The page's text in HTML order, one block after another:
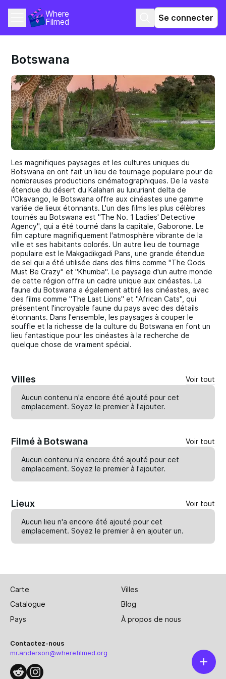
Where
Filmed
Se connecter
Botswana
Les magnifiques paysages et les cultures uniques du
Botswana en ont fait un lieu de tournage populaire pour de
nombreuses productions cinématographiques. De la vaste
étendue du désert du Kalahari au luxuriant delta de
l'Okavango, le Botswana offre aux cinéastes une gamme
variée de lieux étonnants. L'un des films les plus célèbres
tournés au Botswana est "The No. 1 Ladies' Detective
Agency", qui a été tourné dans la capitale, Gaborone. Le
film capture magnifiquement l'atmosphère vibrante de la
ville et ses habitants colorés. Un autre lieu de tournage
populaire est le Makgadikgadi Pans, une grande étendue
de sel qui a été utilisée dans des films comme "The Gods
Must Be Crazy" et "Khumba". Le paysage d'un autre monde
de cette région offre un cadre unique aux cinéastes. La
faune du Botswana a également attiré les cinéastes, avec
des films comme "The Last Lions" et "African Cats", qui
présentent l'incroyable faune du pays avec des détails
étonnants. Dans l'ensemble, les paysages à couper le
souffle et la richesse de la culture du Botswana en font un
lieu fantastique pour les cinéastes à la recherche de
quelque chose de vraiment spécial.
Villes Voir tout
Aucun contenu n'a encore été ajouté pour cet
emplacement. Soyez le premier àl'ajouter.
Filmé à Botswana Voir tout
Aucun contenu n'a encore été ajouté pour cet
emplacement. Soyez le premier àl'ajouter.
Lieux Voir tout
Aucun lieu n'a encore été ajouté pour cet
emplacement. Soyez le premier à enajouter un.
Carte
Villes
Catalogue
Blog
Pays
À propos de nous
Contactez-nous
mr.anderson@wherefilmed.org